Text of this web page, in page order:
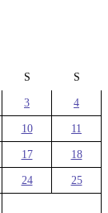
S S
3 4
10 11
17 18
24 25